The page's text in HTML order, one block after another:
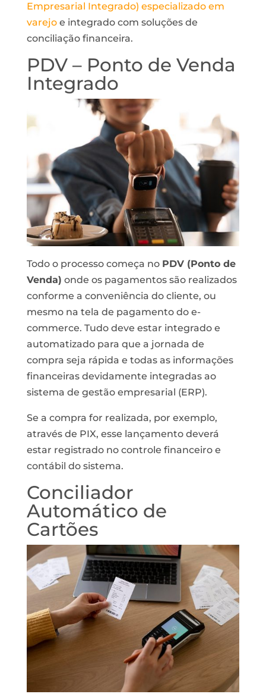
Empresarial Integrado) especializado em
varejoe integrado com soluções de
conciliação financeira.
PDV – Ponto de Venda
Integrado
Todo o processo começa no PDV (Ponto de
Venda) onde os pagamentos são realizados
conforme a conveniência do cliente, ou
mesmo na tela de pagamento do e-
commerce. Tudo deve estar integrado e
automatizado para que a jornada de
compra seja rápida e todas as informações
financeiras devidamente integradas ao
sistema de gestão empresarial (ERP).
Se a compra for realizada, por exemplo,
através de PIX, esse lançamento deverá
estar registrado no controle financeiro e
contábil do sistema.
Conciliador
Automático de
Cartões